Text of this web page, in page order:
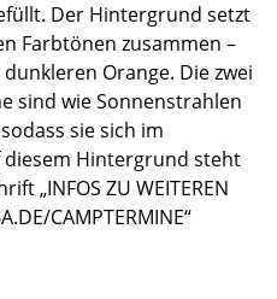
Der Hintergrund setzt
Farbtönen zusammen –
Orange. Die zwei
sind wie Sonnenstrahlen
sie sich im
Hintergrund steht
„INFOS ZU WEITEREN
CAMPTERMINE“